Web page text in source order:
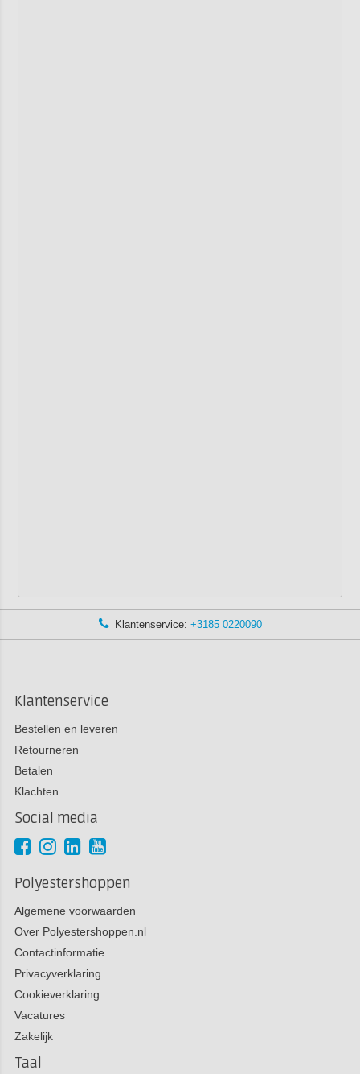
Klantenservice: +3185 0220090
Klantenservice
Bestellen en leveren
Retourneren
Betalen
Klachten
Social media
Polyestershoppen
Algemene voorwaarden
Over Polyestershoppen.nl
Contactinformatie
Privacyverklaring
Cookieverklaring
Vacatures
Zakelijk
Taal